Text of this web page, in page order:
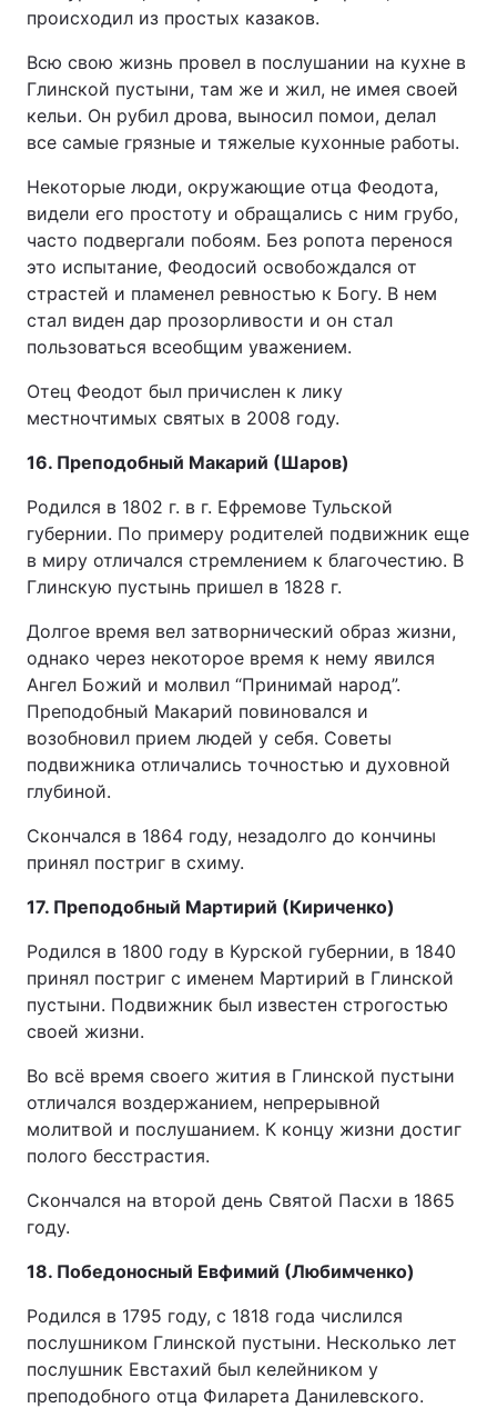
происходил из простых казаков.
Всю свою жизнь провел в послушании на кухне в
Глинской пустыни, там же и жил, не имея своей
кельи. Он рубил дрова, выносил помои, делал
все самые грязные и тяжелые кухонные работы.
Некоторые люди, окружающие отца Феодота,
видели его простоту и обращались с ним грубо,
часто подвергали побоям. Без ропота перенося
это испытание, Феодосий освобождался от
страстей и пламенел ревностью к Богу. В нем
стал виден дар прозорливости и он стал
пользоваться всеобщим уважением.
Отец Феодот был причислен к лику
местночтимых святых в 2008 году.
16. Преподобный Макарий (Шаров)
Родился в 1802 г. в г. Ефремове Тульской
губернии. По примеру родителей подвижник еще
в миру отличался стремлением к благочестию. В
Глинскую пустынь пришел в 1828 г.
Долгое время вел затворнический образ жизни,
однако через некоторое время к нему явился
Ангел Божий и молвил “Принимай народ”.
Преподобный Макарий повиновался и
возобновил прием людей у себя. Советы
подвижника отличались точностью и духовной
глубиной.
Скончался в 1864 году, незадолго до кончины
принял постриг в схиму.
17. Преподобный Мартирий (Кириченко)
Родился в 1800 году в Курской губернии, в 1840
принял постриг с именем Мартирий в Глинской
пустыни. Подвижник был известен строгостью
своей жизни.
Во всё время своего жития в Глинской пустыни
отличался воздержанием, непрерывной
молитвой и послушанием. К концу жизни достиг
полого бесстрастия.
Скончался на второй день Святой Пасхи в 1865
году.
18. Победоносный Евфимий (Любимченко)
Родился в 1795 году, с 1818 года числился
послушником Глинской пустыни. Несколько лет
послушник Евстахий был келейником у
преподобного отца Филарета Данилевского.